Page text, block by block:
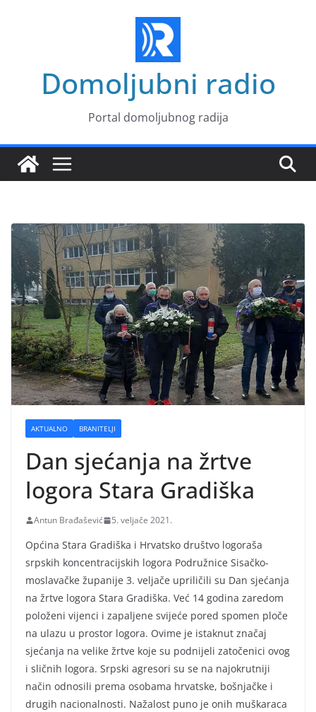
Domoljubni radio
Portal domoljubnog radija
AKTUALNO BRANITELJI
Dan sjećanja na žrtve
logora Stara Gradiška
Antun Brađašević 5. veljače 2021.
Općina Stara Gradiška i Hrvatsko društvo logoraša
srpskih koncentracijskih logora Podružnice Sisačko-
moslavačke županije 3. veljače upriličili su Dan sjećanja
na žrtve logora Stara Gradiška. Već 14 godina zaredom
položeni vijenci i zapaljene svijeće pored spomen ploče
na ulazu u prostor logora. Ovime je istaknut značaj
sjećanja na velike žrtve koje su podnijeli zatočenici ovog
i sličnih logora. Srpski agresori su se na najokrutniji
način odnosili prema osobama hrvatske, bošnjačke i
drugih nacionalnosti. Nažalost puno je onih muškaraca